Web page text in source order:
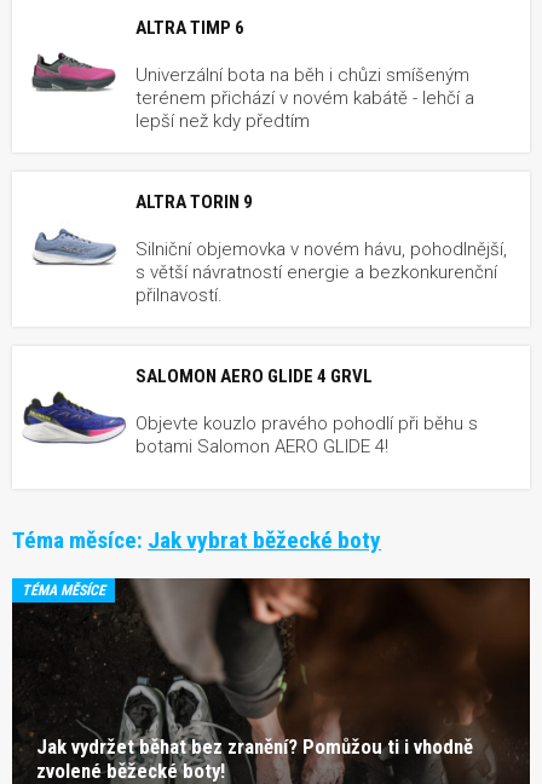
ALTRA TIMP 6
Univerzální bota na běh i chůzi smíšeným
terénem přichází v novém kabátě - lehčí a
lepší než kdy předtím
ALTRA TORIN 9
Silniční objemovka v novém hávu, pohodlnější,
s větší návratností energie a bezkonkurenční
přilnavostí.
SALOMON AERO GLIDE 4 GRVL
Objevte kouzlo pravého pohodlí při běhu s
botami Salomon AERO GLIDE 4!
Téma měsíce: Jak vybrat běžecké boty
TÉMA MĚSÍCE
Jak vydržet běhat bez zranění? Pomůžou ti i vhodně
zvolené běžecké boty!